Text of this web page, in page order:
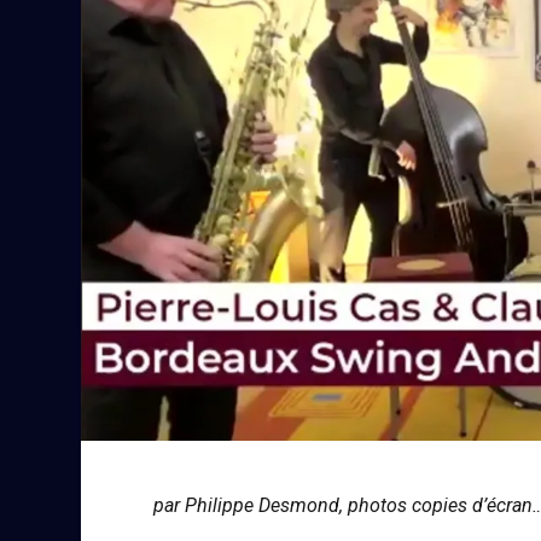
par Philippe Desmond, photos copies